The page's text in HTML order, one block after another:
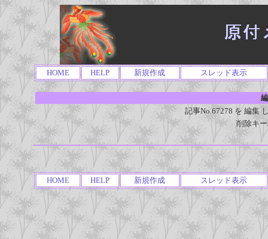
HOME HELP 新規作成 スレッド表示
記事No.67278 を 編集
削除キ
HOME HELP 新規作成 スレッド表示